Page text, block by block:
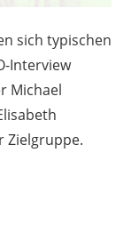
sich typischen
Interview
Michael
Zielgruppe.